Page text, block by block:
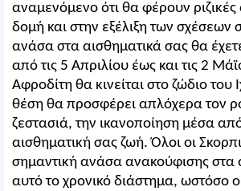
αναμενόμενο ότι θα φέρουν ριζικές
δομή και στην εξέλιξη των σχέσεων
ανάσα στα αισθηματικά σας θα
από τις 5 Απριλίου έως και τις 2
Αφροδίτη θα κινείται στο ζώδιο του
θέση θα προσφέρει απλόχερα τον
ζεστασιά, την ικανοποίηση μέσα
αισθηματική σας ζωή. Όλοι οι
σημαντική ανάσα ανακούφισης στα
αυτό το χρονικό διάστημα, ωστόσο